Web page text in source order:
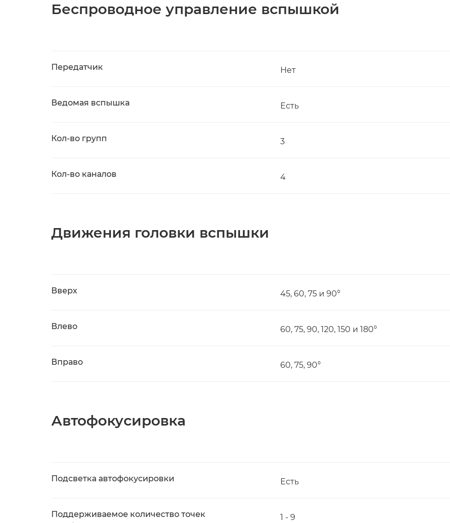
Беспроводное управление вспышкой
Передатчик Нет
Ведомая вспышка Есть
Кол-во групп 3
Кол-во каналов 4
Движения головки вспышки
Вверх 45, 60, 75 и 90°
Влево 60, 75, 90, 120, 150 и 180°
Вправо 60, 75, 90°
Автофокусировка
Подсветка автофокусировки Есть
Поддерживаемое количество точек
1 - 9